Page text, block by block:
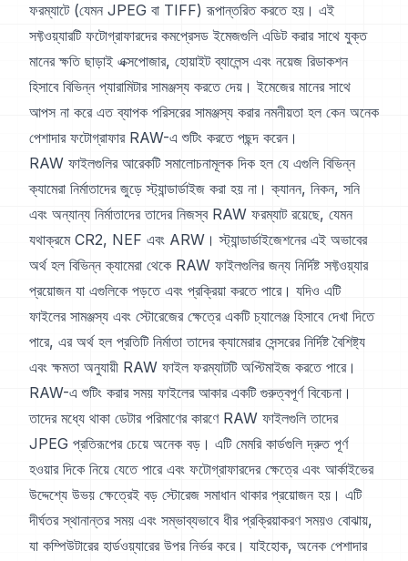
ফরম্যাটে (যেমন JPEG বা TIFF) রূপান্তরিত করতে হয়। এই
সফ্টওয়্যারটি ফটোগ্রাফারদের কমপ্রেসড ইমেজগুলি এডিট করার সাথে যুক্ত
মানের ক্ষতি ছাড়াই এক্সপোজার, হোয়াইট ব্যালেন্স এবং নয়েজ রিডাকশন
হিসাবে বিভিন্ন প্যারামিটার সামঞ্জস্য করতে দেয়। ইমেজের মানের সাথে
আপস না করে এত ব্যাপক পরিসরের সামঞ্জস্য করার নমনীয়তা হল কেন অনেক
পেশাদার ফটোগ্রাফার RAW-এ শুটিং করতে পছন্দ করেন।
RAW ফাইলগুলির আরেকটি সমালোচনামূলক দিক হল যে এগুলি বিভিন্ন
ক্যামেরা নির্মাতাদের জুড়ে স্ট্যান্ডার্ডাইজ করা হয় না। ক্যানন, নিকন, সনি
এবং অন্যান্য নির্মাতাদের তাদের নিজস্ব RAW ফরম্যাট রয়েছে, যেমন
যথাক্রমে CR2, NEF এবং ARW। স্ট্যান্ডার্ডাইজেশনের এই অভাবের
অর্থ হল বিভিন্ন ক্যামেরা থেকে RAW ফাইলগুলির জন্য নির্দিষ্ট সফ্টওয়্যার
প্রয়োজন যা এগুলিকে পড়তে এবং প্রক্রিয়া করতে পারে। যদিও এটি
ফাইলের সামঞ্জস্য এবং স্টোরেজের ক্ষেত্রে একটি চ্যালেঞ্জ হিসাবে দেখা দিতে
পারে, এর অর্থ হল প্রতিটি নির্মাতা তাদের ক্যামেরার সেন্সরের নির্দিষ্ট বৈশিষ্ট্য
এবং ক্ষমতা অনুযায়ী RAW ফাইল ফরম্যাটটি অপ্টিমাইজ করতে পারে।
RAW-এ শুটিং করার সময় ফাইলের আকার একটি গুরুত্বপূর্ণ বিবেচনা।
তাদের মধ্যে থাকা ডেটার পরিমাণের কারণে RAW ফাইলগুলি তাদের
JPEG প্রতিরূপের চেয়ে অনেক বড়। এটি মেমরি কার্ডগুলি দ্রুত পূর্ণ
হওয়ার দিকে নিয়ে যেতে পারে এবং ফটোগ্রাফারদের ক্ষেত্রে এবং আর্কাইভের
উদ্দেশ্যে উভয় ক্ষেত্রেই বড় স্টোরেজ সমাধান থাকার প্রয়োজন হয়। এটি
দীর্ঘতর স্থানান্তর সময় এবং সম্ভাব্যভাবে ধীর প্রক্রিয়াকরণ সময়ও বোঝায়,
যা কম্পিউটারের হার্ডওয়্যারের উপর নির্ভর করে। যাইহোক, অনেক পেশাদার